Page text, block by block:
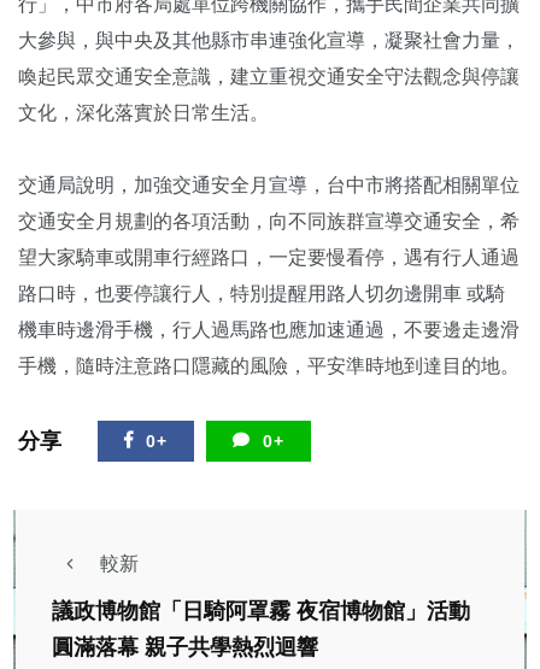
大參與，與中央及其他縣市串連強化宣導，凝聚社會力量，
喚起民眾交通安全意識，建立重視交通安全守法觀念與停讓
文化，深化落實於日常生活。
交通局說明，加強交通安全月宣導，台中市將搭配相關單位
交通安全月規劃的各項活動，向不同族群宣導交通安全，希
望大家騎車或開車行經路口，一定要慢看停，遇有行人通過
路口時，也要停讓行人，特別提醒用路人切勿邊開車 或騎
機車時邊滑手機，行人過馬路也應加速通過，不要邊走邊滑
手機，隨時注意路口隱藏的風險，平安準時地到達目的地。
分享 0+ 0+
較新
議政博物館「日騎阿罩霧 夜宿博物館」活動
圓滿落幕 親子共學熱烈迴響